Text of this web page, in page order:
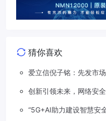
猜你喜欢
爱立信倪子铭：先发市
创新引领未来，网络安
“5G+AI助力建设智慧安